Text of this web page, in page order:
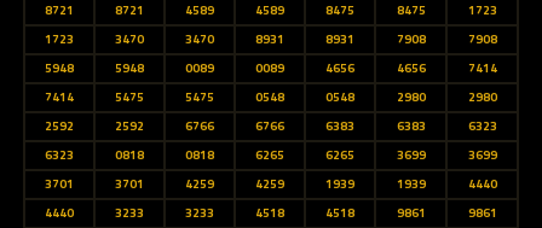
8721
8721 4589 4589 8475 8475
1723
1723
3470 3470 8931 8931 7908
7908
5948
5948 0089 0089 4656 4656
7414
7414
5475 5475 0548 0548 2980
2980
2592
2592 6766 6766 6383 6383
6323
6323
0818 0818 6265 6265 3699
3699
3701
3701 4259 4259 1939 1939
4440
4440
3233 3233 4518 4518 9861
9861